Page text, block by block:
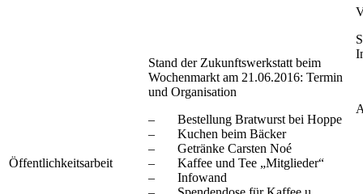
Öffentlichkeitsarbeit
Stand der Zukunftswerkstatt beim
Wochenmarkt am 21.06.2016: Termin
und Organisation
– Bestellung Bratwurst bei Hoppe
– Kuchen beim Bäcker
– Getränke Carsten Noé
– Kaffee und Tee „Mitglieder“
– Infowand